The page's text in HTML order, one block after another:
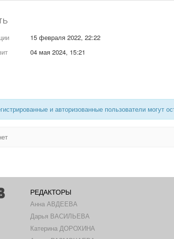
15 февраля 2022, 22:22
04 мая 2024, 15:21
и авторизованные пользователи могут
РЕДАКТОРЫ
Анна АВДЕЕВА
Дарья ВАСИЛЬЕВА
Катерина ДОРОХИНА